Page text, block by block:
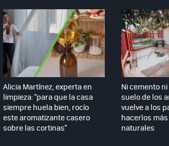
Alicia Martínez, experta en
limpieza: "para que la casa
siempre huela bien, rocío
este aromatizante casero
sobre las cortinas"
Ni cemento
suelo de los
vuelve a los
hacerlos
naturales